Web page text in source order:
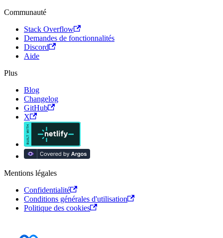
Communauté
Stack Overflow
Demandes de fonctionnalités
Discord
Aide
Plus
Blog
Changelog
GitHub
X
Mentions légales
Confidentialité
Conditions générales d'utilisation
Politique des cookies